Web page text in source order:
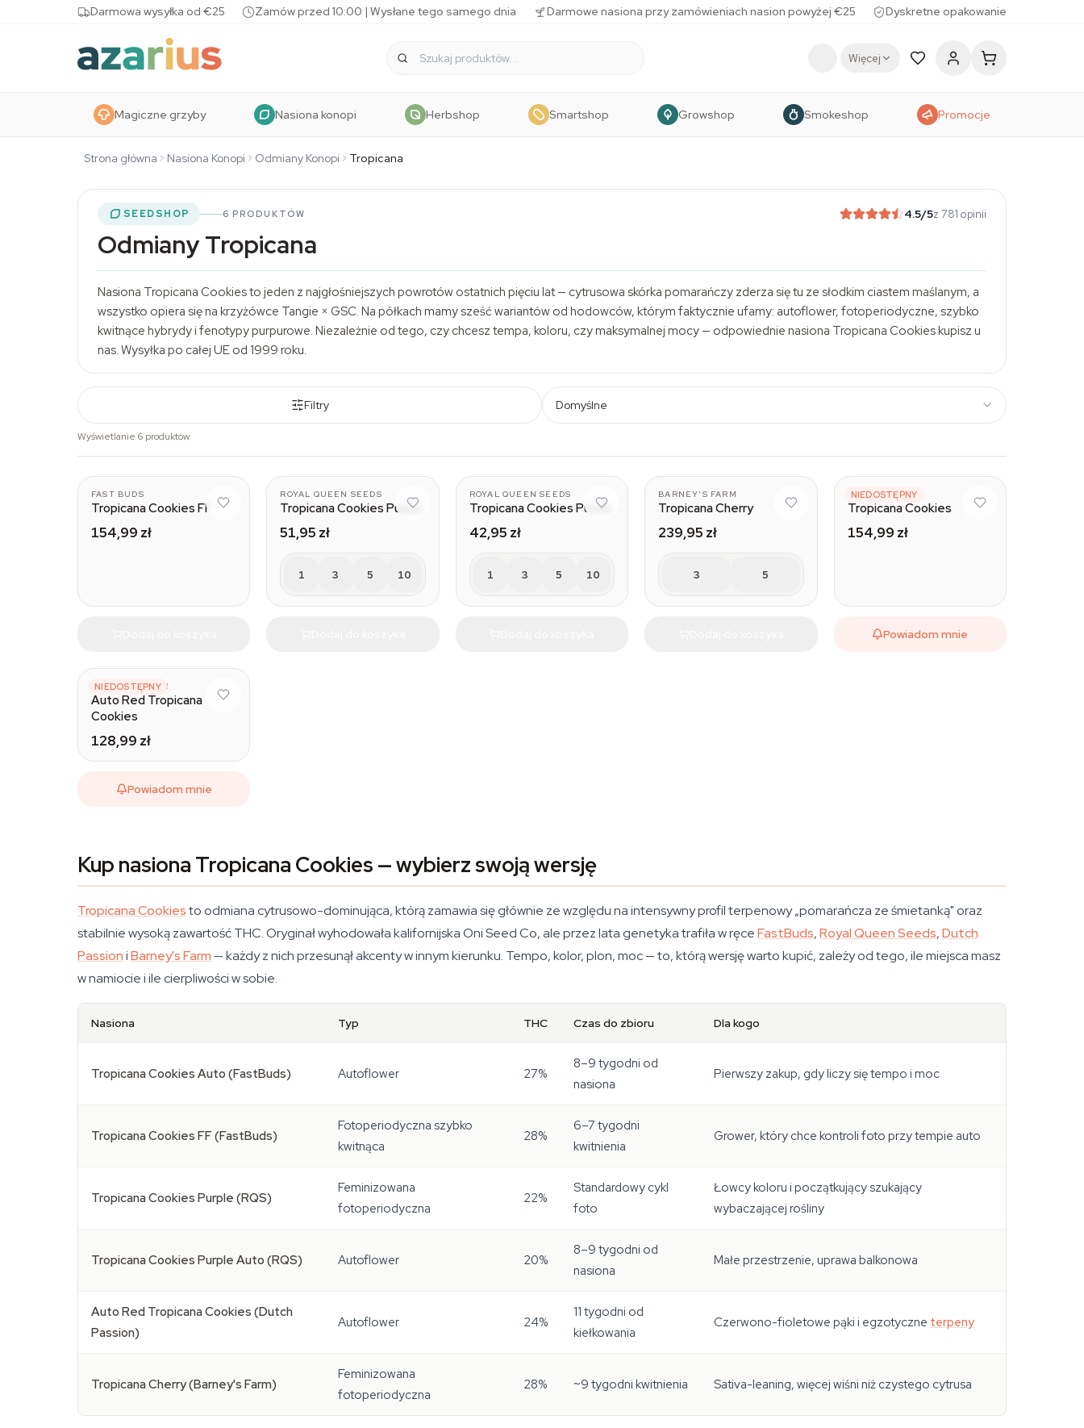
Skip to contentDarmowa wysyłka od €25 Zamów przed 10:00 | Wysłane tego samego dnia Darmowe nasiona przy zamówieniach nasion powyżej €25 Dyskretne opakowanie
Więcej
Magiczne grzyby Nasiona konopi Herbshop Smartshop Growshop Smokeshop Promocje
Strona główna Nasiona Konopi Odmiany Konopi Tropicana
SEEDSHOP 6 PRODUKTÓW 4.5/5z 781 opinii
Odmiany Tropicana
Nasiona Tropicana Cookies to jeden z najgłośniejszych powrotów ostatnich pięciu lat — cytrusowa skórka pomarańczy zderza się tu ze słodkim ciastem maślanym, a
wszystko opiera się na krzyżówce Tangie × GSC. Na półkach mamy sześć wariantów od hodowców, którym faktycznie ufamy: autoflower, fotoperiodyczne, szybko
kwitnące hybrydy i fenotypy purpurowe. Niezależnie od tego, czy chcesz tempa, koloru, czy maksymalnej mocy — odpowiednie nasiona Tropicana Cookies kupisz u
nas. Wysyłka po całej UE od 1999 roku.
Filtry Domyślne
Wyświetlanie 6 produktów
FAST BUDS
Tropicana Cookies FF
154,99 zł
ROYAL QUEEN SEEDS
Tropicana Cookies Purple
51,95 zł
1 3 5 10
ROYAL QUEEN SEEDS
Tropicana Cookies Purple
42,95 zł
1 3 5 10
BARNEY'S FARM
Tropicana Cherry
239,95 zł
3 5
NIEDOSTĘPNY
FAST BUDS
Tropicana Cookies
154,99 zł
Powiadom mnie
NIEDOSTĘPNY
DUTCH PASSION
Auto Red Tropicana
Cookies
128,99 zł
Powiadom mnie
Kup nasiona Tropicana Cookies — wybierz swoją wersję
Tropicana Cookiesto odmiana cytrusowo-dominująca, którą zamawia się głównie ze względu na intensywny profil terpenowy „pomarańcza ze śmietanką" oraz
stabilnie wysoką zawartość THC. Oryginał wyhodowała kalifornijska Oni Seed Co, ale przez lata genetyka trafiła w ręceFastBuds,Royal Queen Seeds,Dutch
PassioniBarney's Farm — każdy z nich przesunął akcenty w innym kierunku. Tempo, kolor, plon, moc — to, którą wersję warto kupić, zależy od tego, ile miejsca masz
w namiocie i ile cierpliwości w sobie.
Nasiona Typ THC Czas do zbioru Dla kogo
Tropicana Cookies Auto (FastBuds) Autoflower 27%
8–9 tygodni od
nasiona
Pierwszy zakup, gdy liczy się tempo i moc
Tropicana Cookies FF (FastBuds)
Fotoperiodyczna szybko
kwitnąca
28%
6–7 tygodni
kwitnienia
Grower, który chce kontroli foto przy tempie auto
Tropicana Cookies Purple (RQS)
Feminizowana
fotoperiodyczna
22%
Standardowy cykl
foto
Łowcy koloru i początkujący szukający
wybaczającej rośliny
Tropicana Cookies Purple Auto (RQS) Autoflower 20%
8–9 tygodni od
nasiona
Małe przestrzenie, uprawa balkonowa
Auto Red Tropicana Cookies (Dutch
Passion)
Autoflower 24%
11 tygodni od
kiełkowania
Czerwono-fioletowe pąki i egzotyczne terpeny
Tropicana Cherry (Barney's Farm)
Feminizowana
fotoperiodyczna
28% ~9 tygodni kwitnienia Sativa-leaning, więcej wiśni niż czystego cytrusa